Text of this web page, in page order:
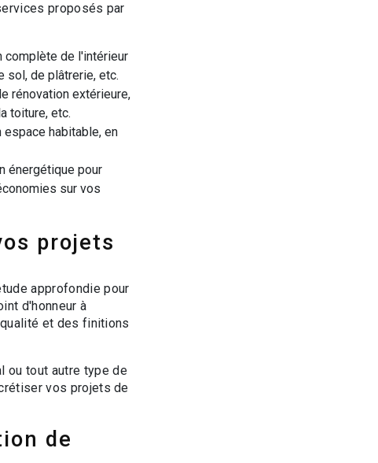
proposés par
complète de l'intérieur
sol, de plâtrerie, etc.
rénovation extérieure,
toiture, etc.
habitable, en
énergétique pour
sur vos
projets
approfondie pour
d'honneur à
et des finitions
ou tout autre type de
vos projets de
de